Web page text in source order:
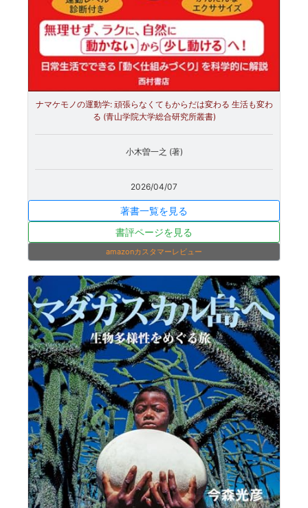
ナマケモノの運動学: 頑張らなくてもからだは変わる 生活も変わ
る (青山学院大学総合研究所叢書)
小木曽一之 (著)
2026/04/07
著書一覧を見る
書評ページを見る
amazonカスタマーレビュー